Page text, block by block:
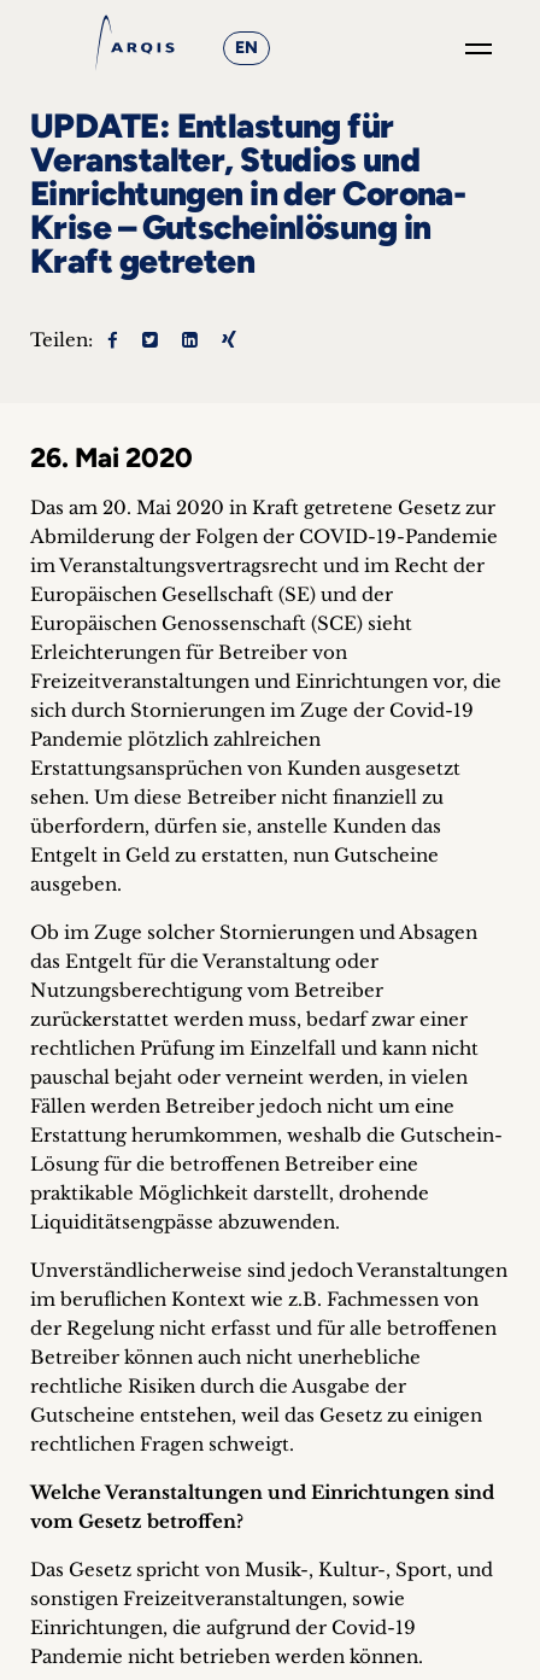
EN
Fokusgruppen
+
+
Karriere
+
Blog
&
Podcasts
+
Team
Philosophie
Presseanfragen
Kontakt
UPDATE: Entlastung für
Veranstalter, Studios und
Einrichtungen in der Corona-
Krise – Gutscheinlösung in
Kraft getreten
Teilen:
26. Mai 2020
Das am 20. Mai 2020 in Kraft getretene Gesetz zur
Abmilderung der Folgen der COVID-19-Pandemie
im Veranstaltungsvertragsrecht und im Recht der
Europäischen Gesellschaft (SE) und der
Europäischen Genossenschaft (SCE) sieht
Erleichterungen für Betreiber von
Freizeitveranstaltungen und Einrichtungen vor, die
sich durch Stornierungen im Zuge der Covid-19
Pandemie plötzlich zahlreichen
Erstattungsansprüchen von Kunden ausgesetzt
sehen. Um diese Betreiber nicht finanziell zu
überfordern, dürfen sie, anstelle Kunden das
Entgelt in Geld zu erstatten, nun Gutscheine
ausgeben.
Ob im Zuge solcher Stornierungen und Absagen
das Entgelt für die Veranstaltung oder
Nutzungsberechtigung vom Betreiber
zurückerstattet werden muss, bedarf zwar einer
rechtlichen Prüfung im Einzelfall und kann nicht
pauschal bejaht oder verneint werden, in vielen
Fällen werden Betreiber jedoch nicht um eine
Erstattung herumkommen, weshalb die Gutschein-
Lösung für die betroffenen Betreiber eine
praktikable Möglichkeit darstellt, drohende
Liquiditätsengpässe abzuwenden.
Unverständlicherweise sind jedoch Veranstaltungen
im beruflichen Kontext wie z.B. Fachmessen von
der Regelung nicht erfasst und für alle betroffenen
Betreiber können auch nicht unerhebliche
rechtliche Risiken durch die Ausgabe der
Gutscheine entstehen, weil das Gesetz zu einigen
rechtlichen Fragen schweigt.
Welche Veranstaltungen und Einrichtungen sind
vom Gesetz betroffen?
Das Gesetz spricht von Musik-, Kultur-, Sport, und
sonstigen Freizeitveranstaltungen, sowie
Einrichtungen, die aufgrund der Covid-19
Pandemie nicht betrieben werden können.